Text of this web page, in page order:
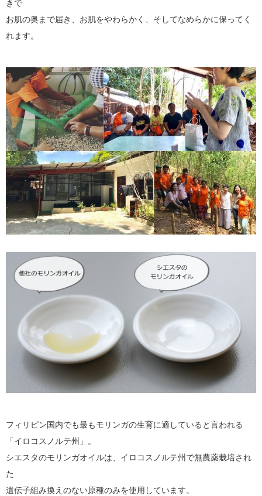
きで
お肌の奥まで届き、お肌をやわらかく、そしてなめらかに保ってく
れます。
フィリピン国内でも最もモリンガの生育に適していると言われる
「イロコスノルテ州」。
シエスタのモリンガオイルは、イロコスノルテ州で無農薬栽培され
た
遺伝子組み換えのない原種のみを使用しています。